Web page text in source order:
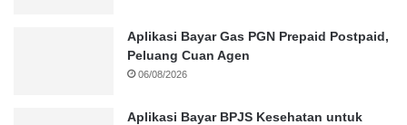
Aplikasi Bayar Gas PGN Prepaid Postpaid,
Peluang Cuan Agen
06/08/2026
Aplikasi Bayar BPJS Kesehatan untuk